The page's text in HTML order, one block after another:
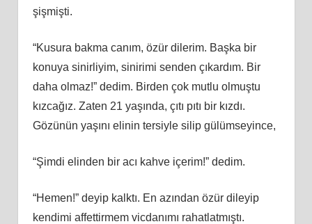
şişmişti.
“Kusura bakma canım, özür dilerim. Başka bir
konuya sinirliyim, sinirimi senden çıkardım. Bir
daha olmaz!” dedim. Birden çok mutlu olmuştu
kızcağız. Zaten 21 yaşında, çıtı pıtı bir kızdı.
Gözünün yaşını elinin tersiyle silip gülümseyince,
“Şimdi elinden bir acı kahve içerim!” dedim.
“Hemen!” deyip kalktı. En azından özür dileyip
kendimi affettirmem vicdanımı rahatlatmıştı.